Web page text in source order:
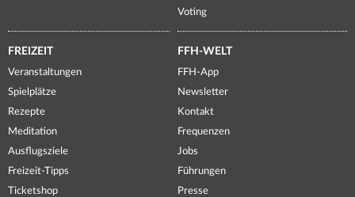
Voting
FREIZEIT
Veranstaltungen
Spielplätze
Rezepte
Meditation
Ausflugsziele
Freizeit-Tipps
Ticketshop
FFH-WELT
FFH-App
Newsletter
Kontakt
Frequenzen
Jobs
Führungen
Presse